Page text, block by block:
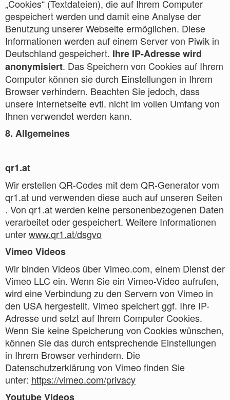
„Cookies“ (Textdateien), die auf Ihrem Computer
gespeichert werden und damit eine Analyse der
Benutzung unserer Webseite ermöglichen. Diese
Informationen werden auf einem Server von Piwik in
Deutschland gespeichert. Ihre IP-Adresse wird
anonymisiert. Das Speichern von Cookies auf Ihrem
Computer können sie durch Einstellungen in Ihrem
Browser verhindern. Beachten Sie jedoch, dass
unsere Internetseite evtl. nicht im vollen Umfang von
Ihnen verwendet werden kann.
8. Allgemeines
qr1.at
Wir erstellen QR-Codes mit dem QR-Generator vom
qr1.at und verwenden diese auch auf unseren Seiten
. Von qr1.at werden keine personenbezogenen Daten
verarbeitet oder gespeichert. Weitere Informationen
unterwww.qr1.at/dsgvo
Vimeo Videos
Wir binden Videos über Vimeo.com, einem Dienst der
Vimeo LLC ein. Wenn Sie ein Vimeo-Video aufrufen,
wird eine Verbindung zu den Servern von Vimeo in
den USA hergestellt. Vimeo speichert ggf. Ihre IP-
Adresse und setzt auf Ihrem Computer Cookies.
Wenn Sie keine Speicherung von Cookies wünschen,
können Sie das durch entsprechende Einstellungen
in Ihrem Browser verhindern. Die
Datenschutzerklärung von Vimeo finden Sie
unter: https://vimeo.com/privacy
Youtube Videos